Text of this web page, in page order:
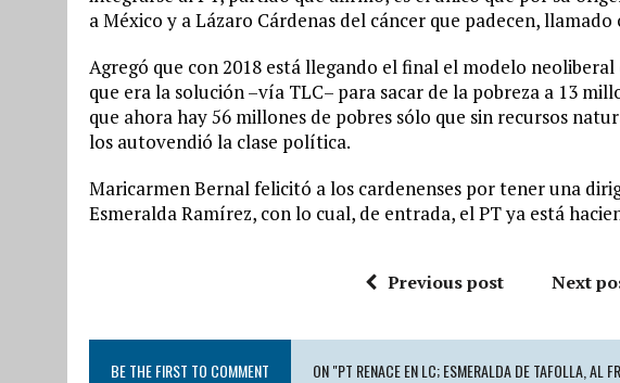
a México y a Lázaro Cárdenas del cáncer que padecen,
Agregó que con 2018 está llegando el final el modelo
que era la solución –vía TLC– para sacar de la pobreza a 13
que ahora hay 56 millones de pobres sólo que sin recursos
los autovendió la clase política.
Maricarmen Bernal felicitó a los cardenenses por tener una
Esmeralda Ramírez, con lo cual, de entrada, el PT ya está
Previous post Next
BE THE FIRST TO COMMENT ON "PT RENACE EN LC; ESMERALDA DE TAFOLLA, AL